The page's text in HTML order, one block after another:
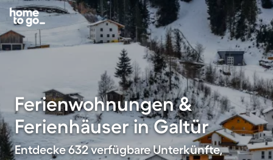
Ferienwohnungen &
Ferienhäuser in Galtür
Entdecke 632 verfügbare Unterkünfte,